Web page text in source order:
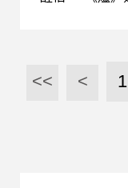
了迪士尼《動
邏輯，芳慈卻
物世界，拉開
之一粟，預演
《爧》不只是
語言的戲劇。
<< < 1